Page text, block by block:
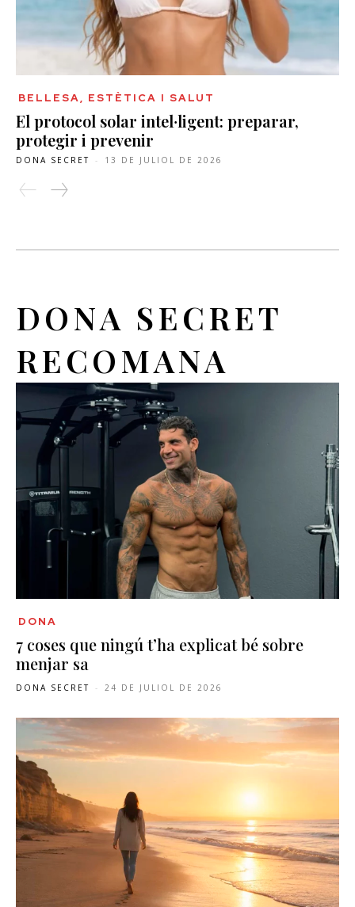
BELLESA, ESTÈTICA I SALUT
El protocol solar intel·ligent: preparar,
protegir i prevenir
DONA SECRET - 13 DE JULIOL DE 2026
DONA SECRET
RECOMANA
DONA
7 coses que ningú t’ha explicat bé sobre
menjar sa
DONA SECRET - 24 DE JULIOL DE 2026